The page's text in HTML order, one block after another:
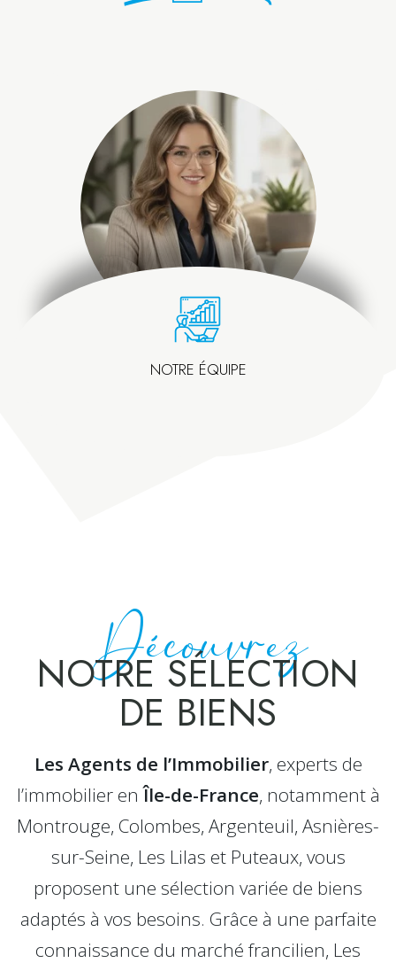
NOTRE ÉQUIPE
Découvrez
NOTRE SÉLECTION
DE BIENS
Les Agents de l’Immobilier, experts de
l’immobilier enÎle-de-France, notamment à
Montrouge, Colombes, Argenteuil, Asnières-
sur-Seine, Les Lilas et Puteaux, vous
proposent une sélection variée de biens
adaptés à vos besoins. Grâce à une parfaite
connaissance du marché francilien, Les